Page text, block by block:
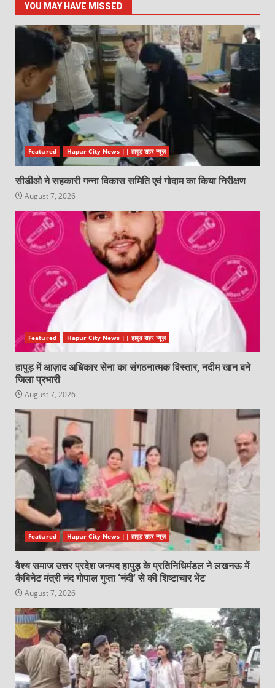
YOU MAY HAVE MISSED
Featured Hapur City News || हापुड़ शहर न्यूज़
सीडीओ ने सहकारी गन्ना विकास समिति एवं गोदाम का किया निरीक्षण
August 7, 2026
Featured Hapur City News || हापुड़ शहर न्यूज़
हापुड़ में आज़ाद अधिकार सेना का संगठनात्मक विस्तार, नदीम खान बने
जिला प्रभारी
August 7, 2026
Featured Hapur City News || हापुड़ शहर न्यूज़
वैश्य समाज उत्तर प्रदेश जनपद हापुड़ के प्रतिनिधिमंडल ने लखनऊ में
कैबिनेट मंत्री नंद गोपाल गुप्ता ‘नंदी’ से की शिष्टाचार भेंट
August 7, 2026